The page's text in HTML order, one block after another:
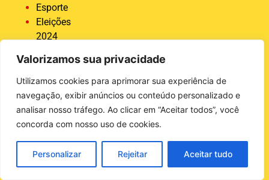
Valorizamos sua privacidade
Utilizamos cookies para aprimorar sua experiência de
navegação, exibir anúncios ou conteúdo personalizado e
analisar nosso tráfego. Ao clicar em “Aceitar todos”, você
concorda com nosso uso de cookies.
Personalizar Rejeitar Aceitar tudo
Esporte
Eleições
2024
Destaque
COVID 19
Brasil
Bastidores
da Tucunaré
Agro